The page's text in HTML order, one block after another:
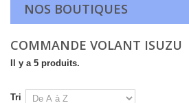
NOS BOUTIQUES
COMMANDE VOLANT ISUZU
Il y a 5 produits.
Tri